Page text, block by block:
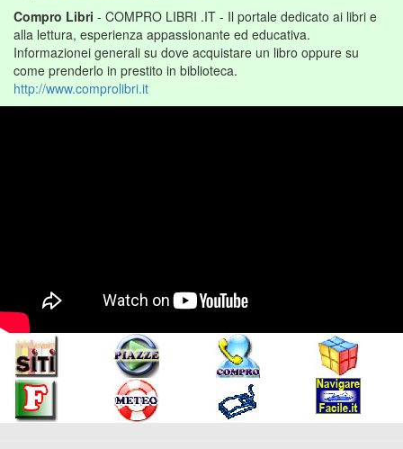
Compro Libri - COMPRO LIBRI .IT - Il portale dedicato ai libri e
alla lettura, esperienza appassionante ed educativa.
Informazionei generali su dove acquistare un libro oppure su
come prenderlo in prestito in biblioteca.
http://www.comprolibri.it